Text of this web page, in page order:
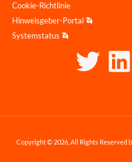
Cookie-Richtlinie
Hinweisgeber-Portal
Systemstatus
Copyright © 2026, All Rights Reserved